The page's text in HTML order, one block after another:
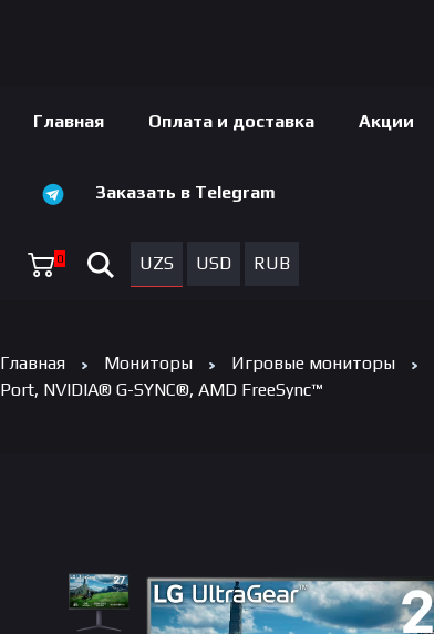
Главная Оплата и доставка Акции
Заказать в Telegram
0 UZS USD RUB
Главная Мониторы Игровые мониторы
Port, NVIDIA® G-SYNC®, AMD FreeSync™